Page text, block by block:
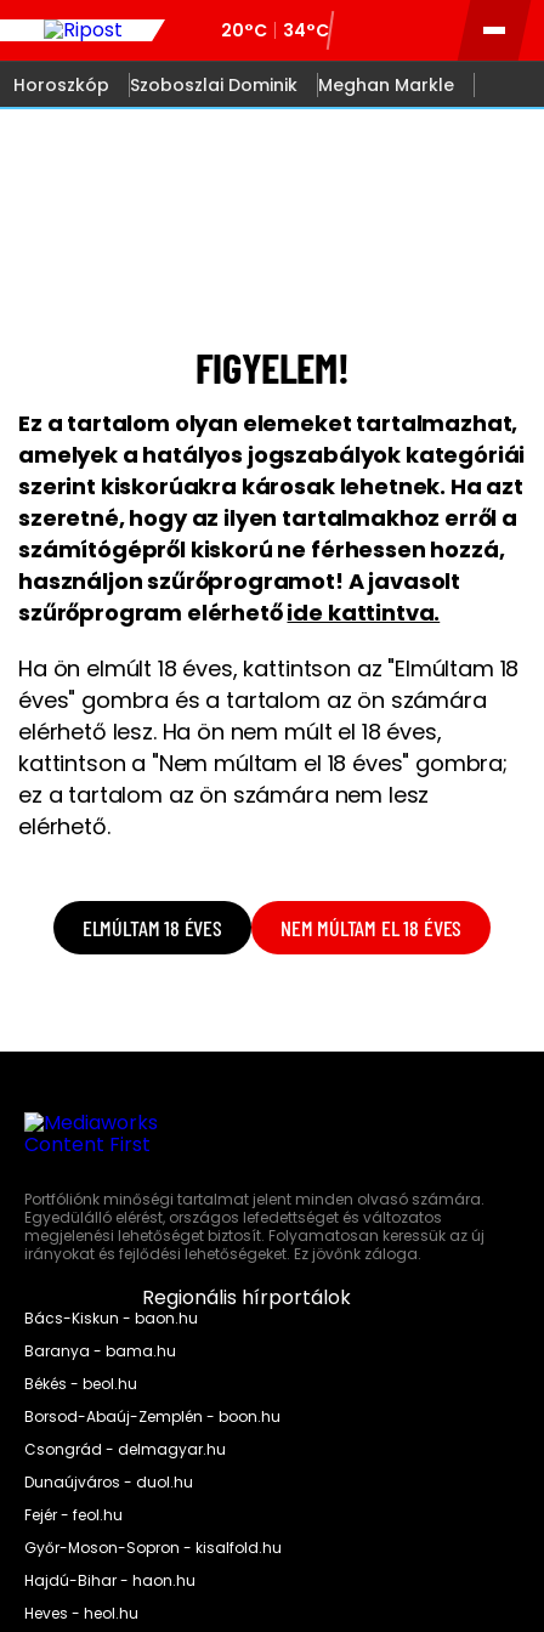
20°C 34°C
Horoszkóp Szoboszlai Dominik Meghan Markle
FIGYELEM!
Ez a tartalom olyan elemeket tartalmazhat,
amelyek a hatályos jogszabályok kategóriái
szerint kiskorúakra károsak lehetnek. Ha azt
szeretné, hogy az ilyen tartalmakhoz erről a
számítógépről kiskorú ne férhessen hozzá,
használjon szűrőprogramot! A javasolt
szűrőprogram elérhetőide kattintva.
Ha ön elmúlt 18 éves, kattintson az "Elmúltam 18
éves" gombra és a tartalom az ön számára
elérhető lesz. Ha ön nem múlt el 18 éves,
kattintson a "Nem múltam el 18 éves" gombra;
ez a tartalom az ön számára nem lesz
elérhető.
ELMÚLTAM 18 ÉVES NEM MÚLTAM EL 18 ÉVES
Portfóliónk minőségi tartalmat jelent minden olvasó számára.
Egyedülálló elérést, országos lefedettséget és változatos
megjelenési lehetőséget biztosít. Folyamatosan keressük az új
irányokat és fejlődési lehetőségeket. Ez jövőnk záloga.
Regionális hírportálok
Bács-Kiskun - baon.hu
Baranya - bama.hu
Békés - beol.hu
Borsod-Abaúj-Zemplén - boon.hu
Csongrád - delmagyar.hu
Dunaújváros - duol.hu
Fejér - feol.hu
Győr-Moson-Sopron - kisalfold.hu
Hajdú-Bihar - haon.hu
Heves - heol.hu